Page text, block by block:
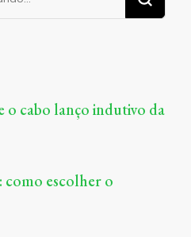
o cabo lanço indutivo da
como escolher o